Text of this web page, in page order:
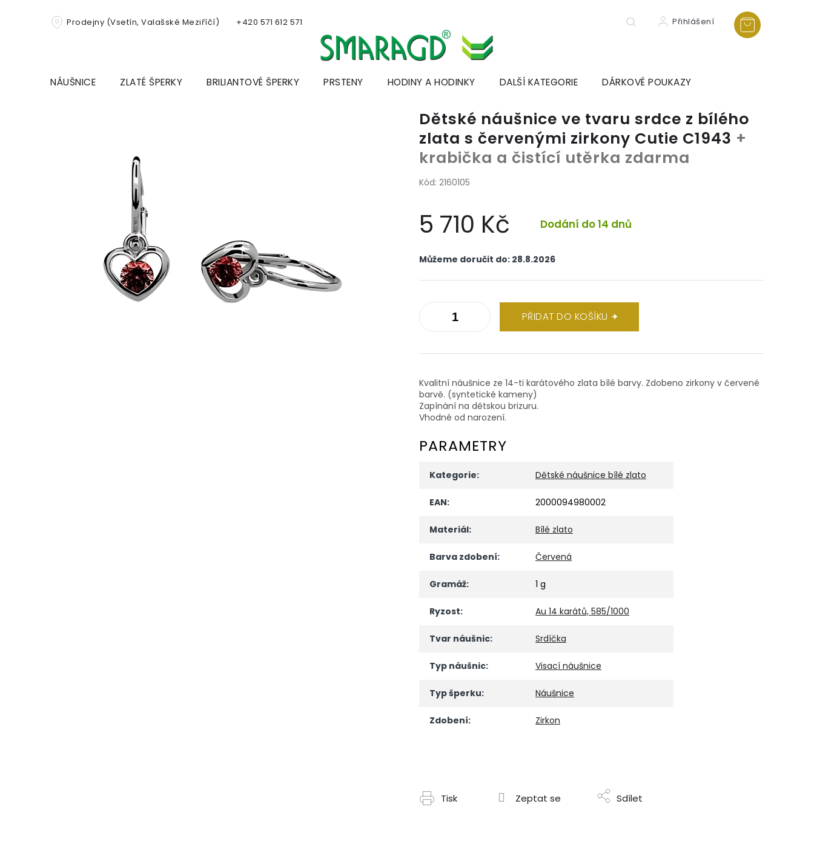
Prodejny (Vsetín, Valašské Meziříčí) +420 571 612 571 Přihlášení
NÁUŠNICE ZLATÉ ŠPERKY BRILIANTOVÉ ŠPERKY PRSTENY HODINY A HODINKY DALŠÍ KATEGORIE DÁRKOVÉ POUKAZY
Dětské náušnice ve tvaru srdce z bílého
zlata s červenými zirkony Cutie C1943 +
krabička a čistící utěrka zdarma
Kód: 2160105
5 710 Kč Dodání do 14 dnů
cena:
Můžeme doručit do: 28.8.2026
PŘIDAT DO KOŠÍKU
Kvalitní náušnice ze 14-ti karátového zlata bílé barvy. Zdobeno zirkony v červené
barvě. (syntetické kameny)
Zapínání na dětskou brizuru.
Vhodné od narození.
PARAMETRY
Kategorie: Dětské náušnice bílé zlato
EAN: 2000094980002
Materiál: Bílé zlato
Barva zdobení: Červená
Gramáž: 1 g
Ryzost: Au 14 karátů, 585/1000
Tvar náušnic: Srdíčka
Typ náušnic: Visací náušnice
Typ šperku: Náušnice
Zdobení: Zirkon
Tisk Zeptat se Sdílet